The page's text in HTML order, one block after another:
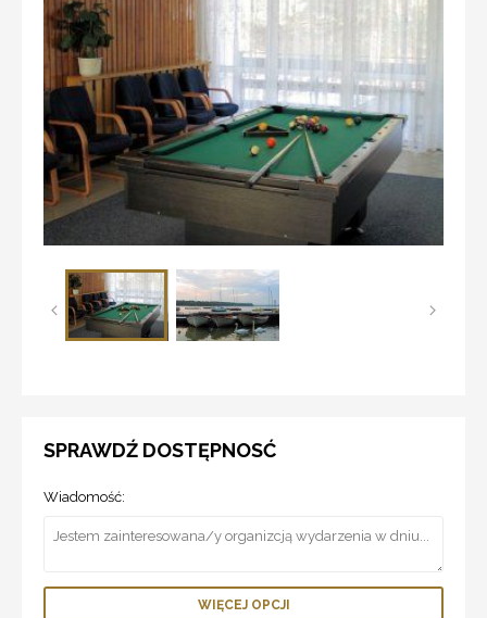
SPRAWDŹ DOSTĘPNOSĆ
Wiadomość:
WIĘCEJ OPCJI